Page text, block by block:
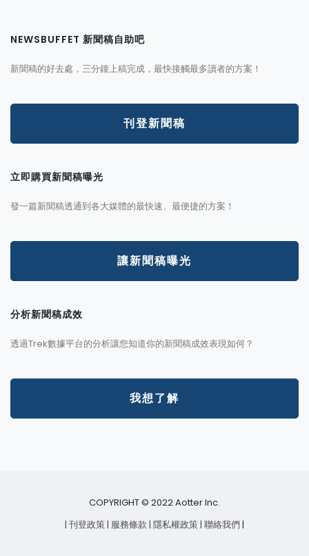
NEWSBUFFET 新聞稿自助吧
新聞稿的好去處，三分鐘上稿完成，最快接觸最多讀者的方案！
刊登新聞稿
立即購買新聞稿曝光
發一篇新聞稿透通到各大媒體的最快速、最便捷的方案！
讓新聞稿曝光
分析新聞稿成效
透過Trek數據平台的分析讓您知道你的新聞稿成效表現如何？
我想了解
COPYRIGHT © 2022 Aotter Inc.
| 刊登政策| 服務條款 | 隱私權政策| 聯絡我們 |